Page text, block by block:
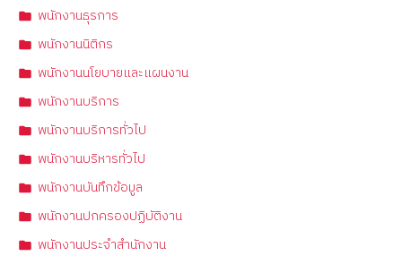
พนักงานธุรการ
พนักงานนิติกร
พนักงานนโยบายและแผนงาน
พนักงานบริการ
พนักงานบริการทั่วไป
พนักงานบริหารทั่วไป
พนักงานบันทึกข้อมูล
พนักงานปกครองปฏิบัติงาน
พนักงานประจำสำนักงาน